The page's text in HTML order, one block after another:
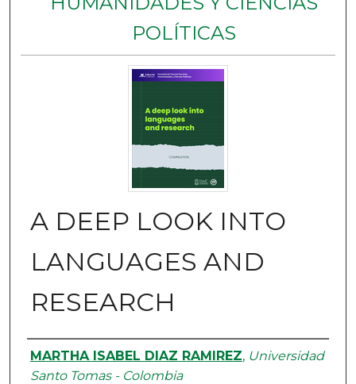
POLÍTICAS
A DEEP LOOK INTO
LANGUAGES AND
RESEARCH
Authors
MARTHA ISABEL DIAZ RAMIREZ, Universidad
Santo Tomas - Colombia